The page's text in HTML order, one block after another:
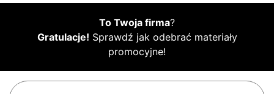
To Twoja firma?
Gratulacje! Sprawdź jak odebrać materiały
promocyjne!